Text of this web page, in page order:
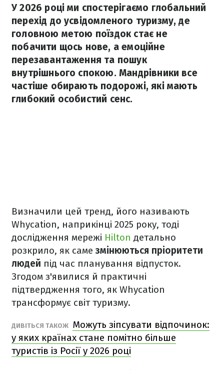
У 2026 році ми спостерігаємо глобальний
перехід до усвідомленого туризму, де
головною метою поїздок стає не
побачити щось нове, а емоційне
перезавантаження та пошук
внутрішнього спокою. Мандрівники все
частіше обирають подорожі, які мають
глибокий особистий сенс.
Визначили цей тренд, його називають
Whycation, наприкінці 2025 року, тоді
дослідження мережі Hilton детально
розкрило, як самезмінюються пріоритети
людей під час планування відпусток.
Згодом з'явилися й практичні
підтвердження того, як Whycation
трансформує світ туризму.
ДИВІТЬСЯ ТАКОЖ Можуть зіпсувати відпочинок:
у яких країнах стане помітно більше
туристів із Росії у 2026 році